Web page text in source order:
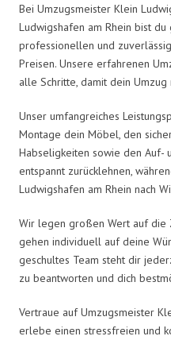
Bei Umzugsmeister Klein
Ludwigshafen am Rhein bist
professionellen und
Preisen. Unsere erfahrenen
alle Schritte, damit dein
Unser umfangreiches
Montage dein Möbel, den
Habseligkeiten sowie den Auf-
entspannt zurücklehnen,
Ludwigshafen am Rhein nach
Wir legen großen Wert auf die
gehen individuell auf deine
geschultes Team steht dir
zu beantworten und dich
Vertraue auf Umzugsmeister
erlebe einen stressfreien und